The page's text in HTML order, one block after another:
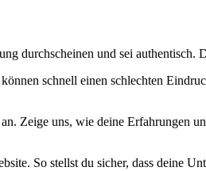
durchscheinen und sei authentisch.
schnell einen schlechten
Zeige uns, wie deine Erfahrungen
So stellst du sicher, dass deine